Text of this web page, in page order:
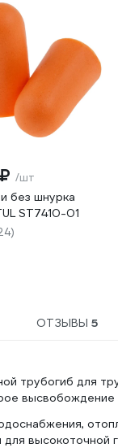
/шт
без шнурка
ST7410-01
ОТЗЫВЫ 5
трубогиб для
высвобождение